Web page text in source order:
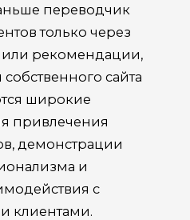
переводчик
только через
или рекомендации,
сайта
широкие
привлечения
демонстрации
и
с
клиентами.